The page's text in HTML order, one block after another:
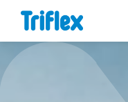
Direkt
zum
Inhalt